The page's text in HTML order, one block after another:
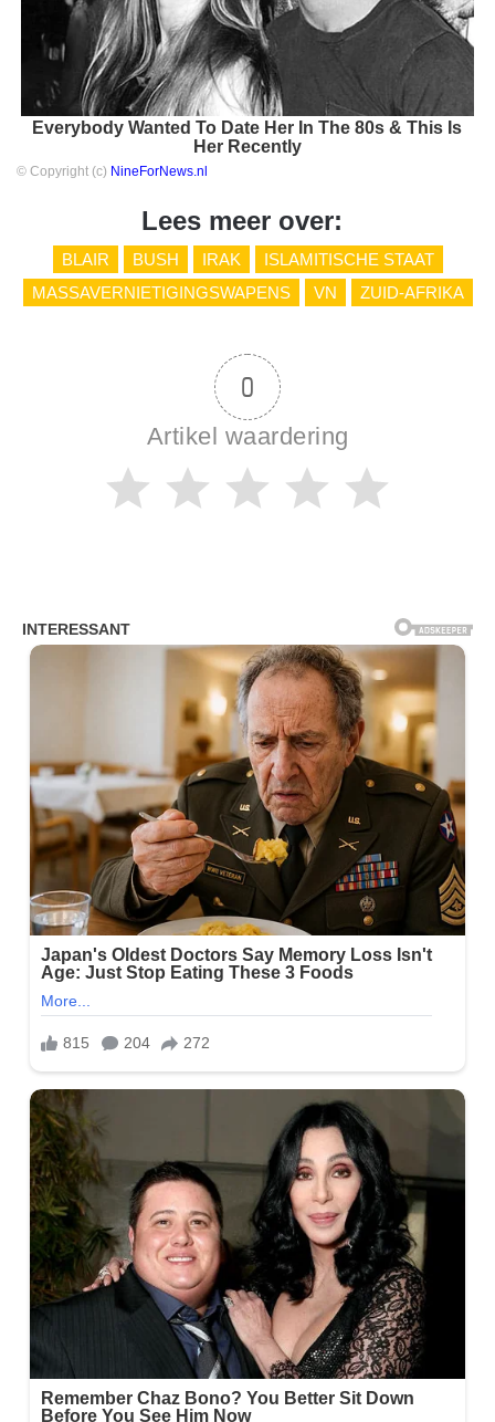
Everybody Wanted To Date Her In The 80s & This Is
Her Recently
© Copyright (c) NineForNews.nl
Lees meer over:
BLAIR BUSH IRAK
ISLAMITISCHE STAAT
MASSAVERNIETIGINGSWAPENS
VN ZUID-AFRIKA
0
Artikel waardering